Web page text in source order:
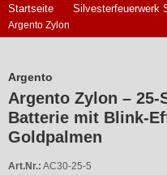
Startseite Silvesterfeuerwerk
Argento Zylon
Argento
Argento Zylon – 25-
Batterie mit Blink-
Goldpalmen
Art.Nr.: AC30-25-5